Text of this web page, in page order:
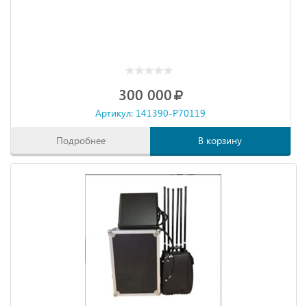
300 000
Артикул: 141390-P70119
Подробнее В корзину